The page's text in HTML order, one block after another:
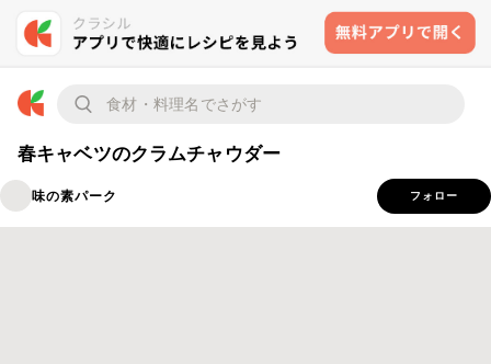
春キャベツのクラムチャウダー
味の素パーク フォロー